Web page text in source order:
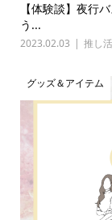
【体験談】夜行
う...
2023.02.03 推し活
グッズ＆アイテム